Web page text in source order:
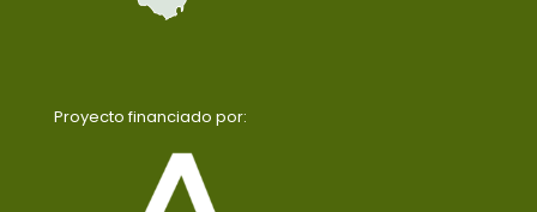
Proyecto financiado por: